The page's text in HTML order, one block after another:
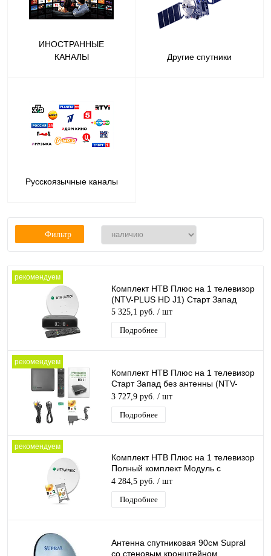
ИНОСТРАННЫЕ
КАНАЛЫ
Другие спутники
Русскоязычные каналы
Фильтр
рекомендуем
Комплект НТВ Плюс на 1 телевизор
(NTV-PLUS HD J1) Старт Запад
5 325,1 руб. / шт
Подробнее
рекомендуем
Комплект НТВ Плюс на 1 телевизор
Старт Запад без антенны (NTV-
PLUS HD J1)
3 727,9 руб. / шт
Подробнее
рекомендуем
Комплект НТВ Плюс на 1 телевизор
Полный комплект Модуль с
антенной Запад
4 284,5 руб. / шт
Подробнее
Антенна спутниковая 90см Supral
со стеновым кронштейном